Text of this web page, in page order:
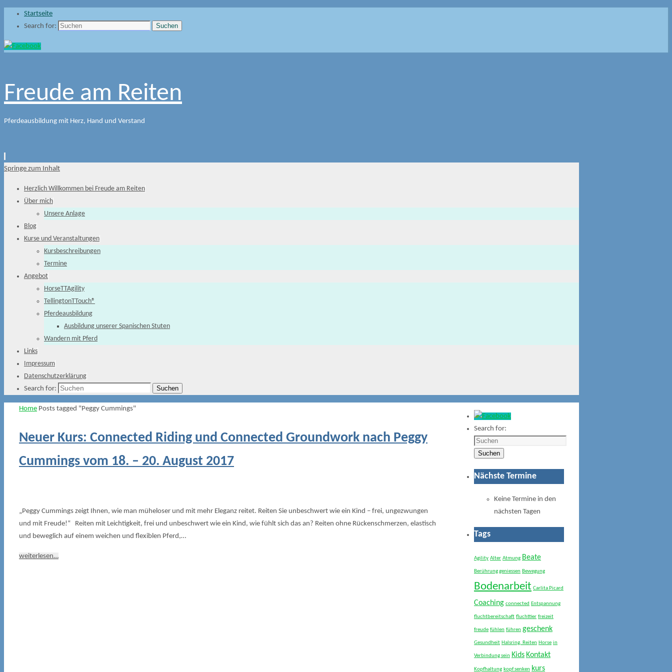
Startseite
Search for:
Suchen
Freude am Reiten
Pferdeausbildung mit Herz, Hand und Verstand
Springe zum Inhalt
Herzlich Willkommen bei Freude am Reiten
Über mich
Unsere Anlage
Blog
Kurse und Veranstaltungen
Kursbeschreibungen
Termine
Angebot
HorseTTAgility
TellingtonTTouch®
Pferdeausbildung
Ausbildung unserer Spanischen Stuten
Wandern mit Pferd
Links
Impressum
Datenschutzerklärung
Search for:
Suchen
Home Posts tagged "Peggy Cummings"
Neuer Kurs: Connected Riding und Connected Groundwork nach Peggy
Cummings vom 18. – 20. August 2017
„Peggy Cummings zeigt Ihnen, wie man müheloser und mit mehr Eleganz reitet. Reiten Sie unbeschwert wie ein Kind – frei, ungezwungen
und mit Freude!“ Reiten mit Leichtigkeit, frei und unbeschwert wie ein Kind, wie fühlt sich das an? Reiten ohne Rückenschmerzen, elastisch
und beweglich auf einem weichen und flexiblen Pferd,…
weiterlesen…
Search for:
Suchen
Nächste Termine
Keine Termine in den
nächsten Tagen
Tags
Agility Alter Atmung Beate
Berührung geniessen Bewegung
Bodenarbeit Carlita Picard
Coaching connected Entspannung
fluchtbereitschaft fluchttier freizeit
freude fühlen führen geschenk
Gesundheit Halsring. Reiten Horse in
Verbindung sein Kids Kontakt
Kopfhaltung kopf senken kurs